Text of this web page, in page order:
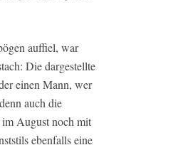
auffiel, war
Die dargestellte
einen Mann, wer
auch die
August noch mit
ebenfalls eine